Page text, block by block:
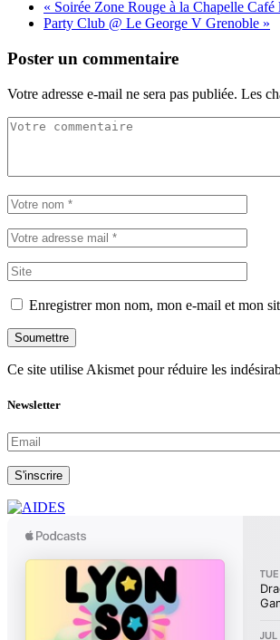
« Soirée Zone Rouge à la Chapelle Café
Party Club @ Le George V Grenoble »
Poster un commentaire
Votre adresse e-mail ne sera pas publiée. Les
Enregistrer mon nom, mon e-mail et mon
Soumettre
Ce site utilise Akismet pour réduire les
Newsletter
S'inscrire